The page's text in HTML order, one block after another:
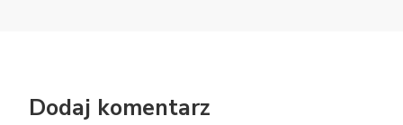
Dodaj komentarz